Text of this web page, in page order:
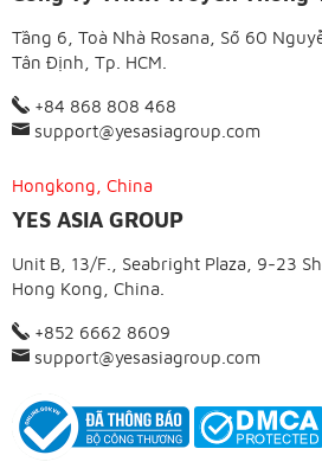
Tầng 6, Toà Nhà Rosana, Số 60
Tân Định, Tp. HCM.
+84 868 808 468
support@yesasiagroup.com
Hongkong, China
YES ASIA GROUP
Unit B, 13/F., Seabright Plaza, 9-23
Hong Kong, China.
+852 6662 8609
support@yesasiagroup.com